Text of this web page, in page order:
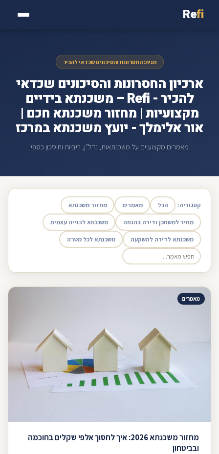
Refi
תגית: החסרונות והסיכונים שכדאי להכיר
ארכיון החסרונות והסיכונים שכדאי
להכיר - Refi – משכנתא בידיים
מקצועיות | מחזור משכנתא חכם |
אור אלימלך - יועץ משכנתא במרכז
מאמרים מקצועיים על משכנתאות, נדל"ן, ריביות וחיסכון כספי
קטגוריה: הכל מאמרים מחזור משכנתא
מחיר למשתכן ודירה בהנחה משכנתא לבנייה עצמית
משכנתא לדירה להשקעה משכנתא לכל מטרה
מאמרים
מחזור משכנתא 2026: איך לחסוך אלפי שקלים בחוכמה
ובביטחון